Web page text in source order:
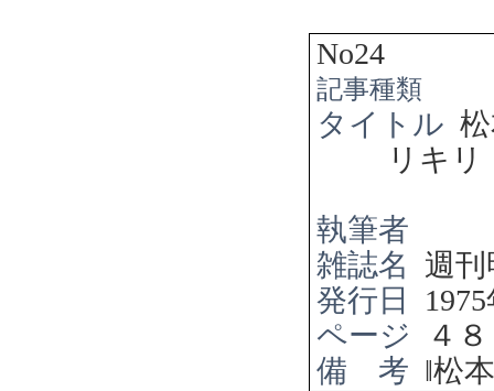
No24
記事種類
タイトル
リキリ
執筆者
雑誌名
週刊
発行日
1975
ページ
４
備 考 ‖松